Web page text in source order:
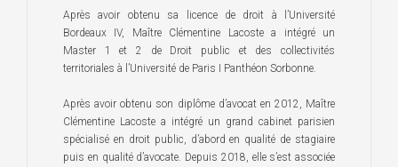
Après avoir obtenu sa licence de droit à l’Université
Bordeaux IV, Maître Clémentine Lacoste a intégré un
Master 1 et 2 de Droit public et des collectivités
territoriales à l’Université de Paris I Panthéon Sorbonne.
Après avoir obtenu son diplôme d’avocat en 2012, Maître
Clémentine Lacoste a intégré un grand cabinet parisien
spécialisé en droit public, d’abord en qualité de stagiaire
puis en qualité d’avocate. Depuis 2018, elle s’est associée